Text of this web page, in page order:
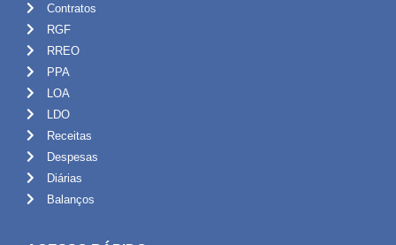
Contratos
RGF
RREO
PPA
LOA
LDO
Receitas
Despesas
Diárias
Balanços